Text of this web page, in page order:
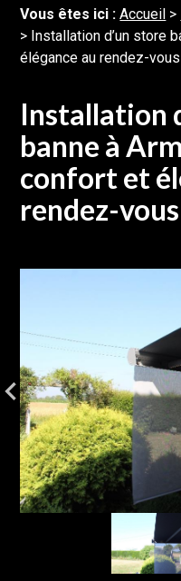
Vous êtes ici :Accueil >
> Installation d’un store
élégance au rendez-vous
Installation
banne à
confort et
rendez-vous